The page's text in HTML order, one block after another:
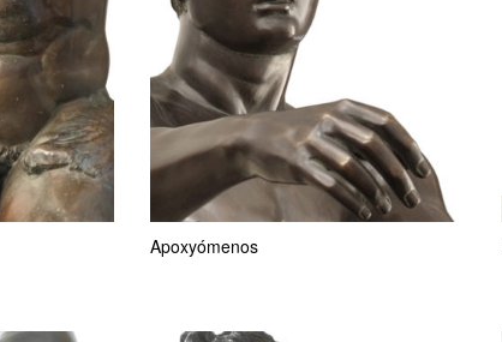
Apoxyómenos